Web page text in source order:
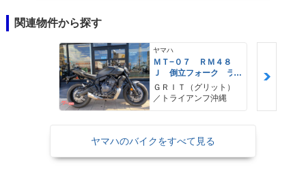
関連物件から探す
ヤマハ
ＭＴ−０７ ＲＭ４８
Ｊ 倒立フォーク ラ
イドバイワイヤ ５イ
ンチＴＦＴディスプレ
イ
ＧＲＩＴ（グリット）
／トライアンフ沖縄
ヤマハのバイクをすべて見る